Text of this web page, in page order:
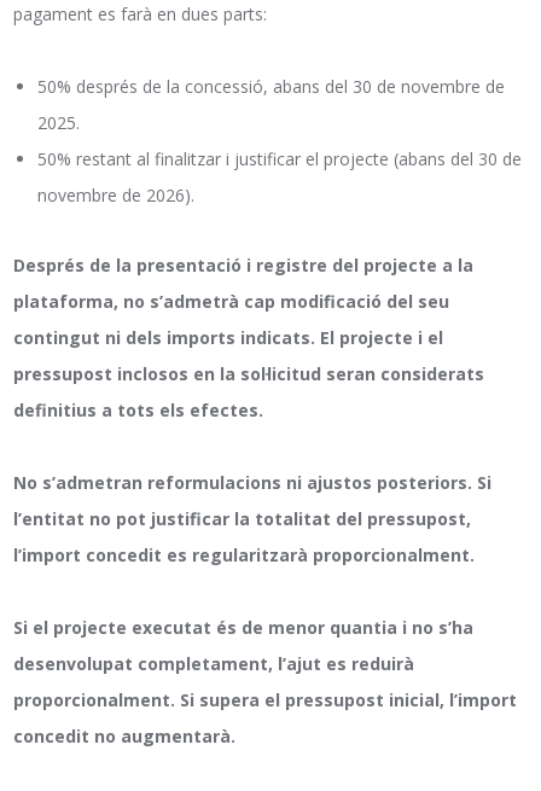
pagament es farà en dues parts:
50% després de la concessió, abans del 30 de novembre de
2025.
50% restant al finalitzar i justificar el projecte (abans del 30 de
novembre de 2026).
Després de la presentació i registre del projecte a la
plataforma, no s’admetrà cap modificació del seu
contingut ni dels imports indicats. El projecte i el
pressupost inclosos en la sol·licitud seran considerats
definitius a tots els efectes.
No s’admetran reformulacions ni ajustos posteriors. Si
l’entitat no pot justificar la totalitat del pressupost,
l’import concedit es regularitzarà proporcionalment.
Si el projecte executat és de menor quantia i no s’ha
desenvolupat completament, l’ajut es reduirà
proporcionalment. Si supera el pressupost inicial, l’import
concedit no augmentarà.